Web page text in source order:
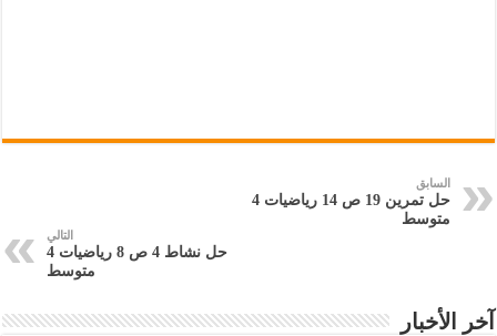
السابق
حل تمرين 19 ص 14 رياضيات 4
متوسط
التالي
حل نشاط 4 ص 8 رياضيات 4
متوسط
آخر الأخبار